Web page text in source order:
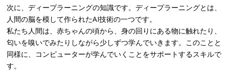
次に、ディープラーニングの知識です。ディープラーニングとは、
人間の脳を模して作られたAI技術の一つです。
私たち人間は、赤ちゃんの頃から、身の回りにある物に触れたり、
匂いを嗅いでみたりしながら少しずつ学んでいきます。このことと
同様に、コンピューターが学んでいくことをサポートするスキルで
す。